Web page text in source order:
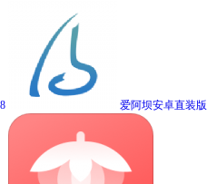
8 爱阿坝安卓直装版